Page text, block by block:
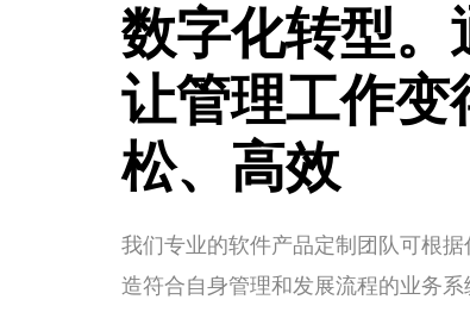
数字化转型。
让管理工作变
松、高效
我们专业的软件产品定制团队可根
造符合自身管理和发展流程的业务